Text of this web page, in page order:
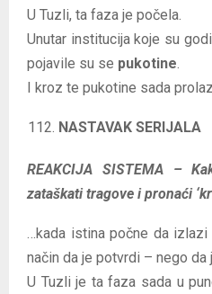
U Tuzli, ta faza je počela.
Unutar institucija koje su
pojavile su se pukotine
I kroz te pukotine sada
NASTAVAK SERIJALA
REAKCIJA SISTEMA –
zataškati tragove i pronaći
…kada istina počne da
način da je potvrdi – nego da
U Tuzli je ta faza sada u